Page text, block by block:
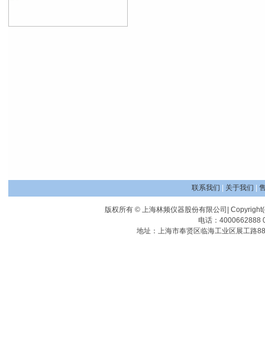
联系我们 关于我们
版权所有 © 上海林频仪器股份有限公司|
电话：4000662888
地址：上海市奉贤区临海工业区展工路